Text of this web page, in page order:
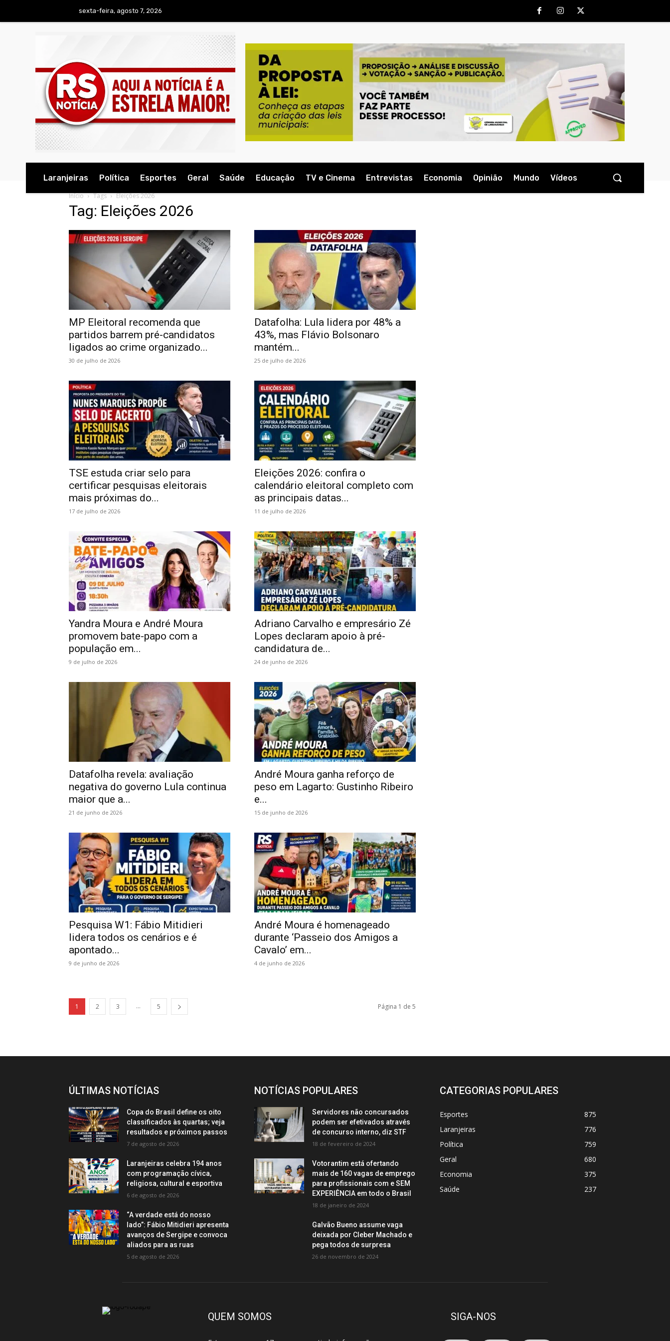
sexta-feira, agosto 7, 2026
Laranjeiras Política Esportes Geral Saúde Educação TV e Cinema Entrevistas Economia Opinião Mundo Vídeos
Início Tags Eleições 2026
Tag: Eleições 2026
MP Eleitoral recomenda que
partidos barrem pré-candidatos
ligados ao crime organizado...
30 de julho de 2026
Datafolha: Lula lidera por 48% a
43%, mas Flávio Bolsonaro
mantém...
25 de julho de 2026
TSE estuda criar selo para
certificar pesquisas eleitorais
mais próximas do...
17 de julho de 2026
Eleições 2026: confira o
calendário eleitoral completo com
as principais datas...
11 de julho de 2026
Yandra Moura e André Moura
promovem bate-papo com a
população em...
9 de julho de 2026
Adriano Carvalho e empresário Zé
Lopes declaram apoio à pré-
candidatura de...
24 de junho de 2026
Datafolha revela: avaliação
negativa do governo Lula continua
maior que a...
21 de junho de 2026
André Moura ganha reforço de
peso em Lagarto: Gustinho Ribeiro
e...
15 de junho de 2026
Pesquisa W1: Fábio Mitidieri
lidera todos os cenários e é
apontado...
9 de junho de 2026
André Moura é homenageado
durante ‘Passeio dos Amigos a
Cavalo’ em...
4 de junho de 2026
1 2 3 ... 5 Página 1 de 5
ÚLTIMAS NOTÍCIAS
Copa do Brasil define os oito
classificados às quartas; veja
resultados e próximos passos
7 de agosto de 2026
Laranjeiras celebra 194 anos
com programação cívica,
religiosa, cultural e esportiva
6 de agosto de 2026
“A verdade está do nosso
lado”: Fábio Mitidieri apresenta
avanços de Sergipe e convoca
aliados para as ruas
5 de agosto de 2026
NOTÍCIAS POPULARES
Servidores não concursados
podem ser efetivados através
de concurso interno, diz STF
18 de fevereiro de 2024
Votorantim está ofertando
mais de 160 vagas de emprego
para profissionais com e SEM
EXPERIÊNCIA em todo o Brasil
18 de janeiro de 2024
Galvão Bueno assume vaga
deixada por Cleber Machado e
pega todos de surpresa
26 de novembro de 2024
CATEGORIAS POPULARES
Esportes
875
Laranjeiras
776
Política
759
Geral
680
Economia
375
Saúde
237
QUEM SOMOS SIGA-NOS